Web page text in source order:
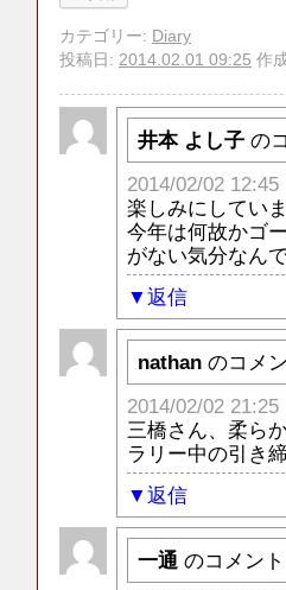
カテゴリー: Diary
投稿日: 2014.02.01 09:25 作
井本 よし子 の
2014/02/02 12:45
楽しみにしていま
今年は何故かゴ
がない気分なんで
返信
nathan のコメ
2014/02/02 21:25
三橋さん、柔ら
ラリー中の引き
返信
一通 のコメント